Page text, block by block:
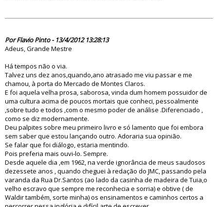
Por Flavio Pinto - 13/4/2012 13:28:13
Adeus, Grande Mestre
Há tempos não o via.
Talvez uns dez anos,quando,ano atrasado me viu passar e me
chamou, à porta do Mercado de Montes Claros.
E foi aquela velha prosa, saborosa, vinda dum homem possuidor de
uma cultura acima de poucos mortais que conheci, pessoalmente
,sobre tudo e todos ,com o mesmo poder de análise .Diferenciado ,
como se diz modernamente.
Deu palpites sobre meu primeiro livro e só lamento que foi embora
sem saber que estou lançando outro. Adoraria sua opinião.
Se falar que foi diálogo, estaria mentindo.
Pois preferia mais ouvi-lo. Sempre.
Desde aquele dia ,em 1962, na verde ignorância de meus saudosos
dezessete anos , quando cheguei à redação do JMC, passando pela
varanda da Rua Dr.Santos (ao lado da casinha de madeira de Tuia,o
velho escravo que sempre me reconhecia e sorria) e obtive ( de
Waldir também, sorte minha) os ensinamentos e caminhos certos a